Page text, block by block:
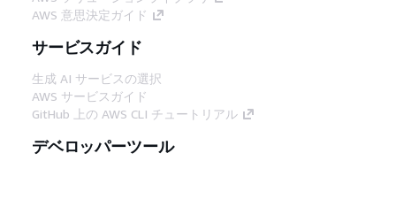
AWS 意思決定ガイド
サービスガイド
生成 AI サービスの選択
AWS サービスガイド
GitHub 上の AWS CLI チュートリアル
デベロッパーツール